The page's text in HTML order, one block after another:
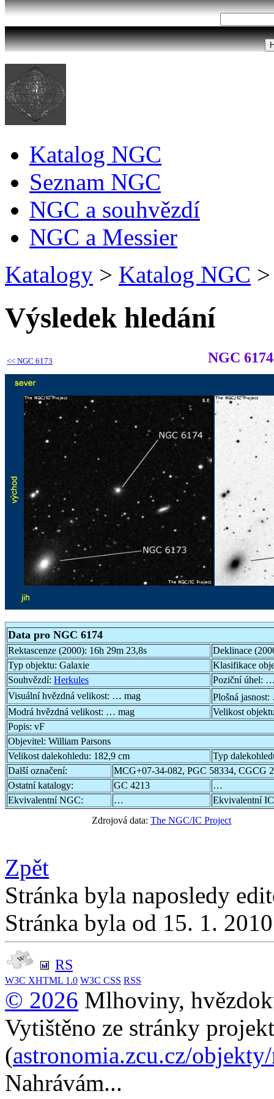
Katalog NGC
Seznam NGC
NGC a souhvězdí
NGC a Messier
Katalogy > Katalog NGC >
Výsledek hledání
<< NGC 6173 NGC 6174
Data pro NGC 6174
Rektascenze (2000): 16h 29m 23,8s
Deklinace
Typ objektu: Galaxie
Klasifikace
Souhvězdí: Herkules Poziční úhel: …
Visuální hvězdná velikost: … mag Plošná jasnost:
Modrá hvězdná velikost: … mag
Velikost
Popis: vF
Objevitel: William Parsons
Velikost dalekohledu: 182,9 cm
Typ
Další označení:
MCG+07-34-082, PGC 58334, CGCG
Ostatní katalogy:
GC 4213
…
Ekvivalentní NGC:
…
Ekvivalentní
Zdrojová data: The NGC/IC Project
Zpět
Stránka byla naposledy
Stránka byla od 15. 1.
RS
W3C XHTML 1.0 W3C CSS RSS
© 2026 Mlhoviny,
Vytištěno ze stránky
(astronomia.zcu.cz/
Nahrávám...